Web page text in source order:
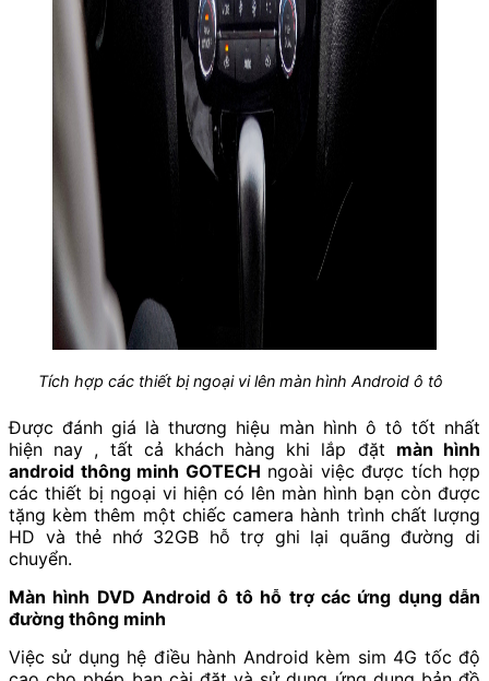
Tích hợp các thiết bị ngoại vi lên màn hình Android ô tô
Được đánh giá là thương hiệu màn hình ô tô tốt nhất
hiện nay , tất cả khách hàng khi lắp đặt màn hình
android thông minh GOTECH ngoài việc được tích hợp
các thiết bị ngoại vi hiện có lên màn hình bạn còn được
tặng kèm thêm một chiếc camera hành trình chất lượng
HD và thẻ nhớ 32GB hỗ trợ ghi lại quãng đường di
chuyển.
Màn hình DVD Android ô tô hỗ trợ các ứng dụng dẫn
đường thông minh
Việc sử dụng hệ điều hành Android kèm sim 4G tốc độ